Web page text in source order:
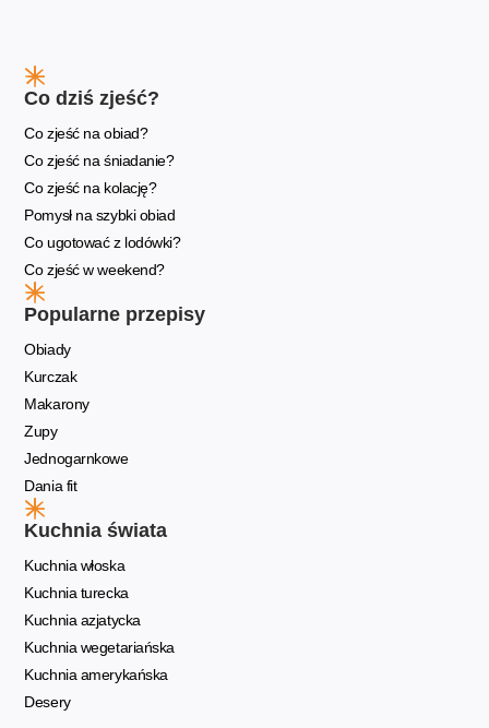
Co dziś zjeść?
Co zjeść na obiad?
Co zjeść na śniadanie?
Co zjeść na kolację?
Pomysł na szybki obiad
Co ugotować z lodówki?
Co zjeść w weekend?
Popularne przepisy
Obiady
Kurczak
Makarony
Zupy
Jednogarnkowe
Dania fit
Kuchnia świata
Kuchnia włoska
Kuchnia turecka
Kuchnia azjatycka
Kuchnia wegetariańska
Kuchnia amerykańska
Desery